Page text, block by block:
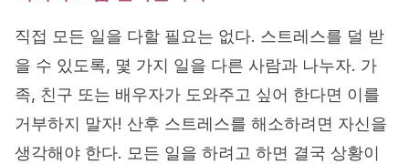
직접 모든 일을 다할 필요는 없다. 스트레스를 덜 받
을 수 있도록, 몇 가지 일을 다른 사람과 나누자. 가
족, 친구 또는 배우자가 도와주고 싶어 한다면 이를
거부하지 말자! 산후 스트레스를 해소하려면 자신을
생각해야 한다. 모든 일을 하려고 하면 결국 상황이